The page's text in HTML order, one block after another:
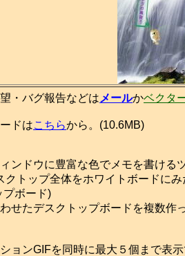
・バグ報告などは メールかベクタ
ドはこちらから。(10.6MB)
ンドウに豊富な色でメモを書ける
クトップ全体をホワイトボードに
プボード)
せたデスクトップボードを複数作
ョンGIFを同時に最大５個まで表